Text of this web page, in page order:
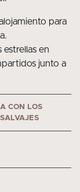
para
estrellas en
junto a
CON LOS